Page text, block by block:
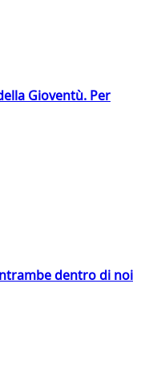
Gioventù. Per
dentro di noi